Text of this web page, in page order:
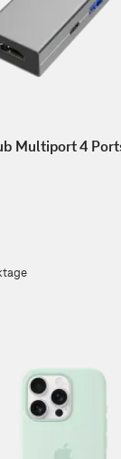
Multiport 4